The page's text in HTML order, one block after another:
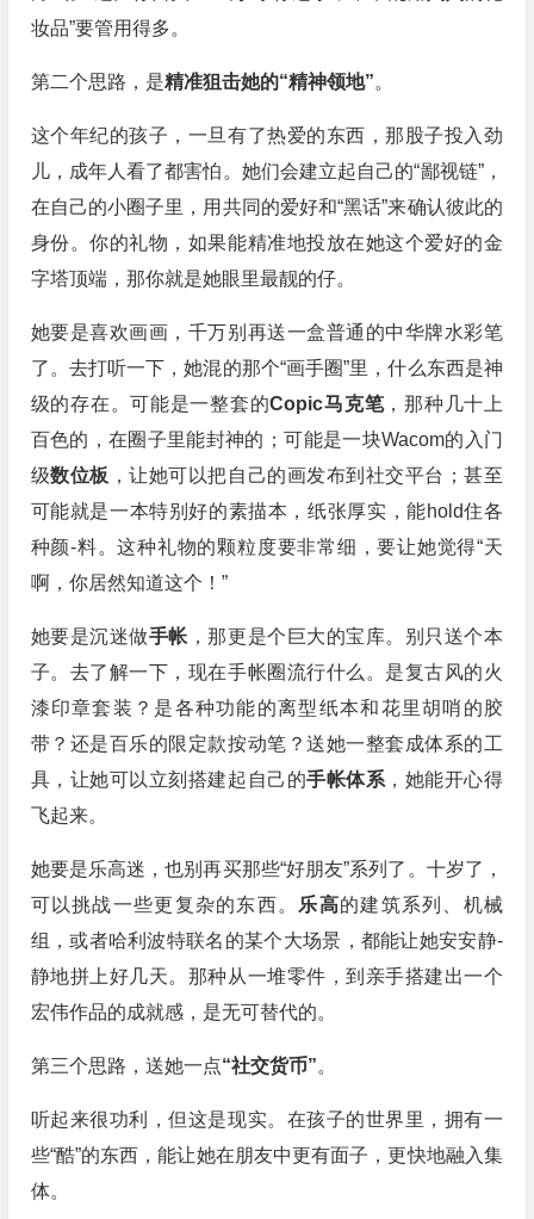
妆品”要管用得多。
第二个思路，是精准狙击她的“精神领地”。
这个年纪的孩子，一旦有了热爱的东西，那股子投入劲
儿，成年人看了都害怕。她们会建立起自己的“鄙视链”，
在自己的小圈子里，用共同的爱好和“黑话”来确认彼此的
身份。你的礼物，如果能精准地投放在她这个爱好的金
字塔顶端，那你就是她眼里最靓的仔。
她要是喜欢画画，千万别再送一盒普通的中华牌水彩笔
了。去打听一下，她混的那个“画手圈”里，什么东西是神
级的存在。可能是一整套的Copic马克笔，那种几十上
百色的，在圈子里能封神的；可能是一块Wacom的入门
级数位板 ，让她可以把自己的画发布到社交平台；甚至
可能就是一本特别好的素描本，纸张厚实，能hold住各
种颜-料。这种礼物的颗粒度要非常细，要让她觉得“天
啊，你居然知道这个！”
她要是沉迷做手帐 ，那更是个巨大的宝库。别只送个本
子。去了解一下，现在手帐圈流行什么。是复古风的火
漆印章套装？是各种功能的离型纸本和花里胡哨的胶
带？还是百乐的限定款按动笔？送她一整套成体系的工
具，让她可以立刻搭建起自己的手帐体系 ，她能开心得
飞起来。
她要是乐高迷，也别再买那些“好朋友”系列了。十岁了，
可以挑战一些更复杂的东西。 乐高的建筑系列、机械
组，或者哈利波特联名的某个大场景，都能让她安安静-
静地拼上好几天。那种从一堆零件，到亲手搭建出一个
宏伟作品的成就感，是无可替代的。
第三个思路，送她一点“社交货币”。
听起来很功利，但这是现实。在孩子的世界里，拥有一
些“酷”的东西，能让她在朋友中更有面子，更快地融入集
体。